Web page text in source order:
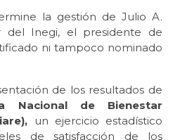
la gestión de Julio A.
del Inegi, el presidente de
ni tampoco nominado
de los resultados de
Nacional de Bienestar
un ejercicio estadístico
de satisfacción de los